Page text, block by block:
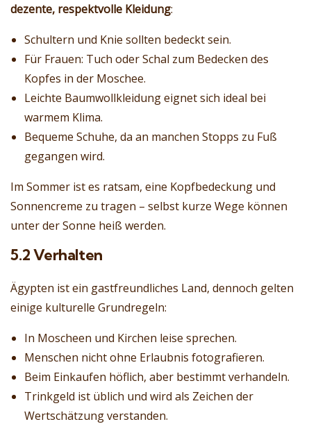
dezente, respektvolle Kleidung:
Schultern und Knie sollten bedeckt sein.
Für Frauen: Tuch oder Schal zum Bedecken des
Kopfes in der Moschee.
Leichte Baumwollkleidung eignet sich ideal bei
warmem Klima.
Bequeme Schuhe, da an manchen Stopps zu Fuß
gegangen wird.
Im Sommer ist es ratsam, eine Kopfbedeckung und
Sonnencreme zu tragen – selbst kurze Wege können
unter der Sonne heiß werden.
5.2 Verhalten
Ägypten ist ein gastfreundliches Land, dennoch gelten
einige kulturelle Grundregeln:
In Moscheen und Kirchen leise sprechen.
Menschen nicht ohne Erlaubnis fotografieren.
Beim Einkaufen höflich, aber bestimmt verhandeln.
Trinkgeld ist üblich und wird als Zeichen der
Wertschätzung verstanden.